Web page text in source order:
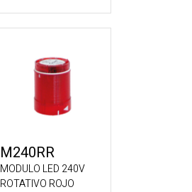
M240RR
MODULO LED 240V
ROTATIVO ROJO